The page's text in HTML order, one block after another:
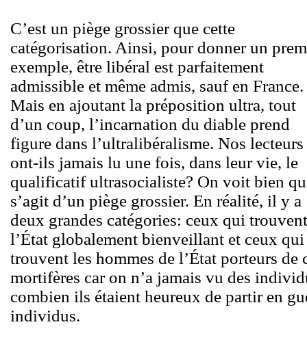
C’est un piège grossier que cette
catégorisation. Ainsi, pour donner un
exemple, être libéral est parfaitement
admissible et même admis, sauf en France.
Mais en ajoutant la préposition ultra, tout
d’un coup, l’incarnation du diable prend
figure dans l’ultralibéralisme. Nos lecteurs
ont-ils jamais lu une fois, dans leur vie, le
qualificatif ultrasocialiste? On voit bien
s’agit d’un piège grossier. En réalité, il y a
deux grandes catégories: ceux qui trouvent
l’État globalement bienveillant et ceux qui
trouvent les hommes de l’État porteurs de
mortifères car on n’a jamais vu des
combien ils étaient heureux de partir en
individus.